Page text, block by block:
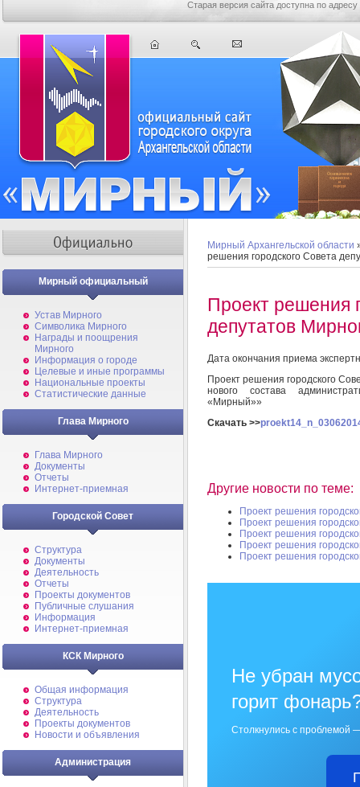
Старая версия сайта доступна по адресу
Мирный официальный
Устав Мирного
Символика Мирного
Награды и поощрения
Мирного
Информация о городе
Целевые и иные программы
Национальные проекты
Статистические данные
Глава Мирного
Глава Мирного
Документы
Отчеты
Интернет-приемная
Городской Совет
Структура
Документы
Деятельность
Отчеты
Проекты документов
Публичные слушания
Информация
Интернет-приемная
КСК Мирного
Общая информация
Структура
Деятельность
Проекты документов
Новости и объявления
Администрация
Мирный Архангельской области
решения городского Совета
Проект решения
депутатов
Дата окончания приема
Проект решения городского
нового состава
«Мирный»»
Скачать >>
Другие новости по теме:
Проект решения
Проект решения
Проект решения
Проект решения
Проект решения
Не убран
горит
Столкнулись с проблемой